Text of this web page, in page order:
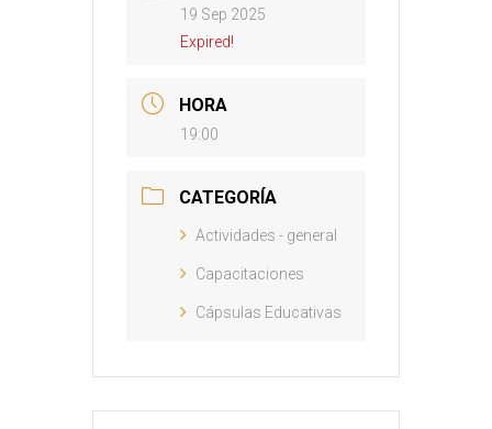
19 Sep 2025
Expired!
HORA
19:00
CATEGORÍA
Actividades - general
Capacitaciones
Cápsulas Educativas